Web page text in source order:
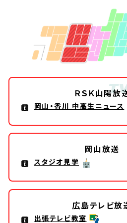
ＲＳＫ山陽放
岡山・香川 中高生ニュース
岡山放送
スタジオ見学
広島テレビ放
出張テレビ教室